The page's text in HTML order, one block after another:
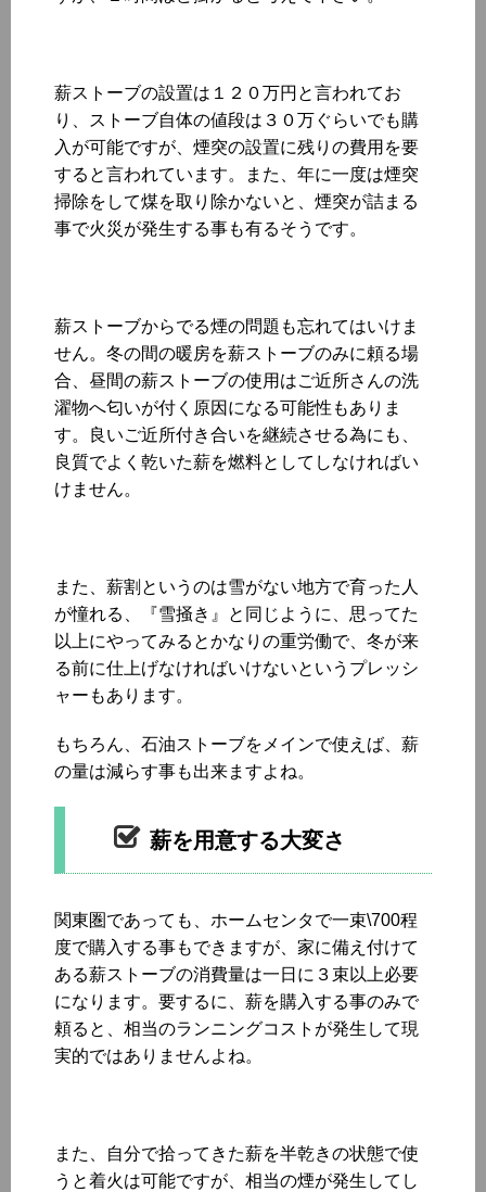
薪ストーブの設置は１２０万円と言われてお
り、ストーブ自体の値段は３０万ぐらいでも購
入が可能ですが、煙突の設置に残りの費用を要
すると言われています。また、年に一度は煙突
掃除をして煤を取り除かないと、煙突が詰まる
事で火災が発生する事も有るそうです。
薪ストーブからでる煙の問題も忘れてはいけま
せん。冬の間の暖房を薪ストーブのみに頼る場
合、昼間の薪ストーブの使用はご近所さんの洗
濯物へ匂いが付く原因になる可能性もありま
す。良いご近所付き合いを継続させる為にも、
良質でよく乾いた薪を燃料としてしなければい
けません。
また、薪割というのは雪がない地方で育った人
が憧れる、『雪掻き』と同じように、思ってた
以上にやってみるとかなりの重労働で、冬が来
る前に仕上げなければいけないというプレッシ
ャーもあります。
もちろん、石油ストーブをメインで使えば、薪
の量は減らす事も出来ますよね。
薪を用意する大変さ
関東圏であっても、ホームセンタで一束\700程
度で購入する事もできますが、家に備え付けて
ある薪ストーブの消費量は一日に３束以上必要
になります。要するに、薪を購入する事のみで
頼ると、相当のランニングコストが発生して現
実的ではありませんよね。
また、自分で拾ってきた薪を半乾きの状態で使
うと着火は可能ですが、相当の煙が発生してし